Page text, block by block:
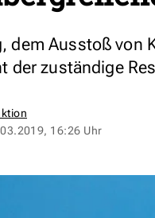
dem Ausstoß von
der zuständige
16:26 Uhr